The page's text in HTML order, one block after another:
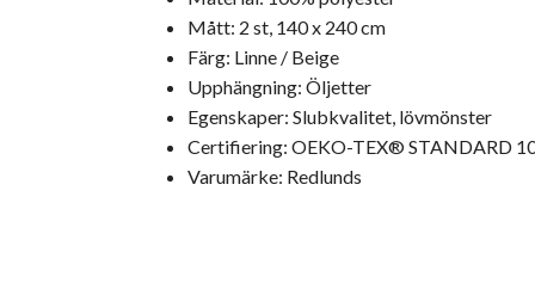
Mått: 2 st, 140 x 240 cm
Färg: Linne / Beige
Upphängning: Öljetter
Egenskaper: Slubkvalitet, lövmönster
Certifiering: OEKO-TEX® STANDARD
Varumärke: Redlunds